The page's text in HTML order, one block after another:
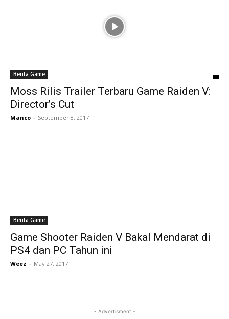
Berita Game
Moss Rilis Trailer Terbaru Game Raiden V:
Director’s Cut
Manco - September 8, 2017
Berita Game
Game Shooter Raiden V Bakal Mendarat di
PS4 dan PC Tahun ini
Weez - May 27, 2017
- Advertisment -